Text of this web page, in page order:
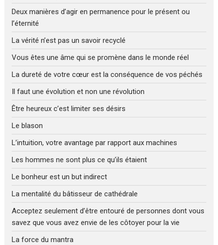
Deux manières d’agir en permanence pour le présent ou
l’éternité
La vérité n’est pas un savoir recyclé
Vous êtes une âme qui se promène dans le monde réel
La dureté de votre cœur est la conséquence de vos péchés
Il faut une évolution et non une révolution
Être heureux c’est limiter ses désirs
Le blason
L’intuition, votre avantage par rapport aux machines
Les hommes ne sont plus ce qu’ils étaient
Le bonheur est un but indirect
La mentalité du bâtisseur de cathédrale
Acceptez seulement d’être entouré de personnes dont vous
savez que vous avez envie de les côtoyer pour la vie
La force du mantra